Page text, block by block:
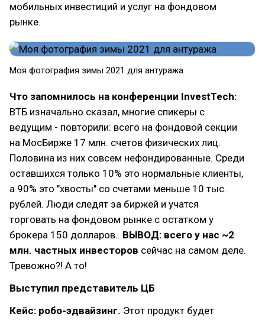
мобильных инвестиций и услуг на фондовом
рынке.
Моя фотография зимы 2021 для антуража
Что запомнилось на конференции InvestTech:
ВТБ изначально сказал, многие спикеры с
ведущим - повторили: всего на фондовой секции
на МосБирже 17 млн. счетов физических лиц.
Половина из них совсем нефондированные. Cреди
оставшихся только 10% это нормальные клиенты,
а 90% это "хвосты" со счетами меньше 10 тыс.
рублей. Люди следят за биржей и учатся
торговать на фондовом рынке с остатком у
брокера 150 долларов.. ВЫВОД: всего у нас ~2
млн. частных инвесторов сейчас на самом деле.
Тревожно?! А то!
Выступил представитель ЦБ
Кейс: робо-эдвайзинг. Этот продукт будет